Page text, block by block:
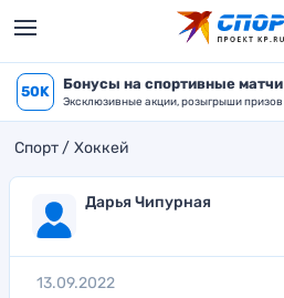
50K Бонусы на спортивные матчи
Эксклюзивные акции, розыгрыши призов
Спорт Хоккей
Дарья Чипурная
13.09.2022